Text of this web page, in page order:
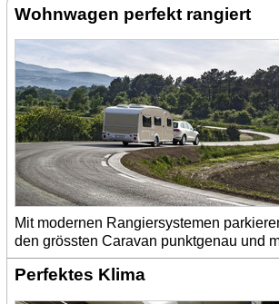
Wohnwagen perfekt rangiert
Mit modernen Rangiersystemen
den grössten Caravan punktgenau und
Perfektes Klima